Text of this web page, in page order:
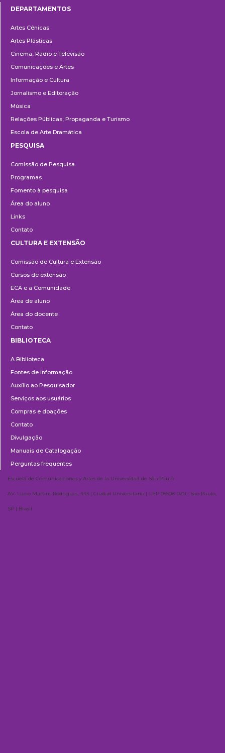
DEPARTAMENTOS
Artes Cênicas
Artes Plásticas
Cinema, Rádio e Televisão
Comunicações e Artes
Informação e Cultura
Jornalismo e Editoração
Música
Relações Públicas, Propaganda e Turismo
Escola de Arte Dramática
PESQUISA
Comissão de Pesquisa
Programas
Fomento à pesquisa
Área do aluno
Links
Contato
e
Extensão
CULTURA E EXTENSÃO
Comissão de Cultura e Extensão
Cursos de extensão
ECA e a Comunidade
Área de aluno
Área do docente
Contato
BIBLIOTECA
A Biblioteca
Fontes de informação
Auxílio ao Pesquisador
Serviços aos usuários
Compras e doações
Contato
Divulgação
Manuais de Catalogação
Perguntas frequentes
Escuela de Comunicaciones y Artes de la Universidad de São Paulo
AV. Lúcio Martins Rodrigues, 443 | Ciudad Universitaria | CEP 05508-020 | São Paulo,
SP | Brasil